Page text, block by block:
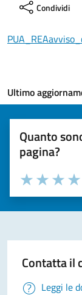
Condividi
Ultimo
Quanto
pagina?
Valuta la
Seleziona il
Valuta
Valuta 2
Valuta 1 stelle
Contatta il
Leggi le